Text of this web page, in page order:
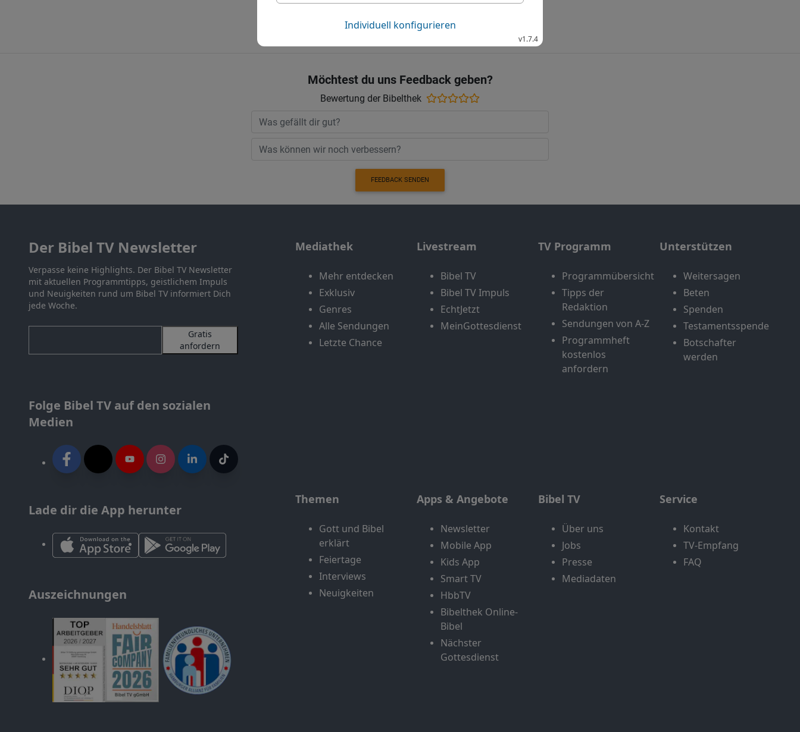
Stuttgart
Möchtest du uns Feedback geben?
Bewertung der Bibelthek
FEEDBACK SENDEN
Der Bibel TV Newsletter
Verpasse keine Highlights. Der Bibel TV Newsletter
mit aktuellen Programmtipps, geistlichem Impuls
und Neuigkeiten rund um Bibel TV informiert Dich
jede Woche.
Gratis
anfordern
Folge Bibel TV auf den sozialen
Medien
Lade dir die App herunter
Auszeichnungen
Mediathek
Mehr entdecken
Exklusiv
Genres
Alle Sendungen
Letzte Chance
Livestream
Bibel TV
Bibel TV Impuls
EchtJetzt
MeinGottesdienst
TV Programm
Programmübersicht
Tipps der
Redaktion
Sendungen von A-Z
Programmheft
kostenlos
anfordern
Unterstützen
Weitersagen
Beten
Spenden
Testamentsspende
Botschafter
werden
Themen
Gott und Bibel
erklärt
Feiertage
Interviews
Neuigkeiten
Apps & Angebote
Newsletter
Mobile App
Kids App
Smart TV
HbbTV
Bibelthek Online-
Bibel
Nächster
Gottesdienst
Bibel TV
Über uns
Jobs
Presse
Mediadaten
Service
Kontakt
TV-Empfang
FAQ